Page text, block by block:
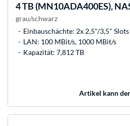
4 TB (MN10ADA400ES),
grau/schwarz
Einbauschächte: 2x 2,5"/3,5" Slots
LAN: 100 MBit/s, 1000 MBit/s
Kapazität: 7,812 TB
Artikel kann